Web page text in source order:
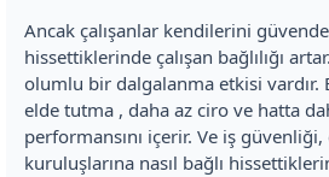
Ancak çalışanlar kendilerini
hissettiklerinde çalışan bağlılığı
olumlu bir dalgalanma etkisi vardır.
elde tutma , daha az ciro ve hatta
performansını içerir. Ve iş güvenliği,
kuruluşlarına nasıl bağlı